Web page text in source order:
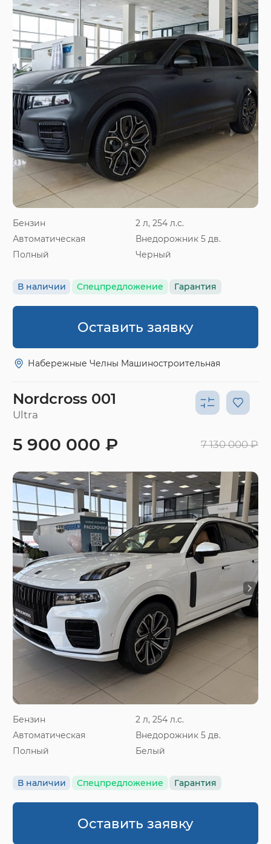
Бензин
2 л, 254 л.с.
Автоматическая
Внедорожник 5 дв.
Полный
Черный
В наличии Спецпредложение Гарантия
Оставить заявку
Набережные Челны Машиностроительная
Nordcross 001
Ultra
Бензин
2 л, 254 л.с.
Автоматическая
Внедорожник 5 дв.
Полный
Белый
В наличии Спецпредложение Гарантия
5 900 000 ₽ 7 130 000 ₽
Оставить заявку